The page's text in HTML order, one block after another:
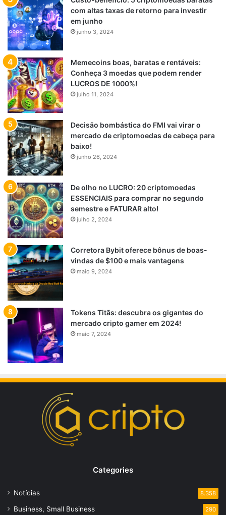
com altas taxas de retorno para investir
em junho
junho 3, 2024
Memecoins boas, baratas e rentáveis:
Conheça 3 moedas que podem render
LUCROS DE 1000%!
julho 11, 2024
Decisão bombástica do FMI vai virar o
mercado de criptomoedas de cabeça para
baixo!
junho 26, 2024
De olho no LUCRO: 20 criptomoedas
ESSENCIAIS para comprar no segundo
semestre e FATURAR alto!
julho 2, 2024
Corretora Bybit oferece bônus de boas-
vindas de $100 e mais vantagens
maio 9, 2024
Tokens Titãs: descubra os gigantes do
mercado cripto gamer em 2024!
maio 7, 2024
Categories
Notícias 8.358
Business, Small Business 290